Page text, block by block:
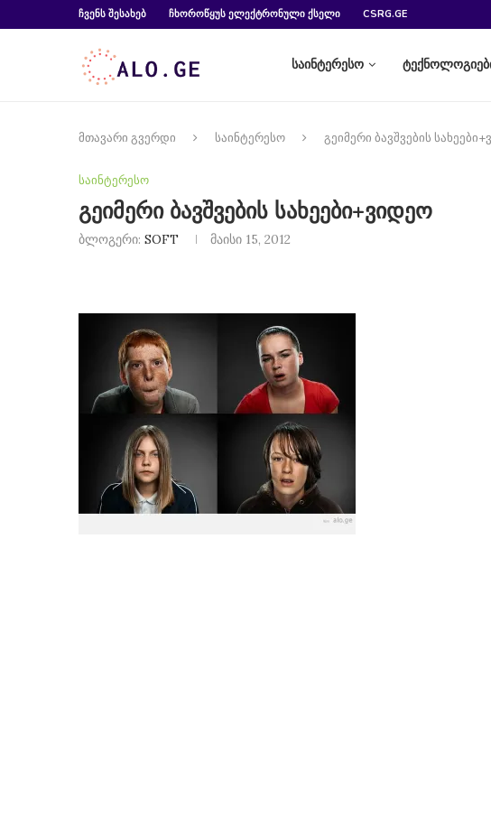
ᲩᲕᲔᲜᲡ ᲨᲔᲡᲐᲮᲔᲑ ᲩᲮᲝᲠᲝᲬᲧᲣᲡ ᲔᲚᲔᲥᲢᲠᲝᲜᲣᲚᲘ ᲥᲡᲔᲚᲘ CSRG.GE
საინტერესო
მთავარი გვერდი საინტერესო გეიმერი ბავშვების
საინტერესო
გეიმერი ბავშვების სახეები+ვიდეო
ბლოგერი: SOFT მაისი 15, 2012